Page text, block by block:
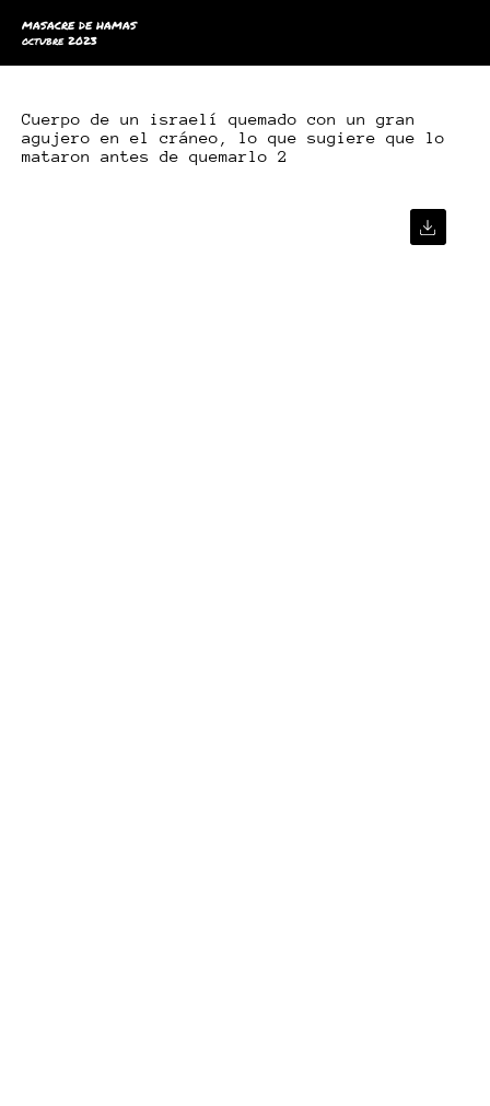
MASACRE DE HAMAS
octubre 2023
Cuerpo de un israelí quemado con un gran
agujero en el cráneo, lo que sugiere que lo
mataron antes de quemarlo 2